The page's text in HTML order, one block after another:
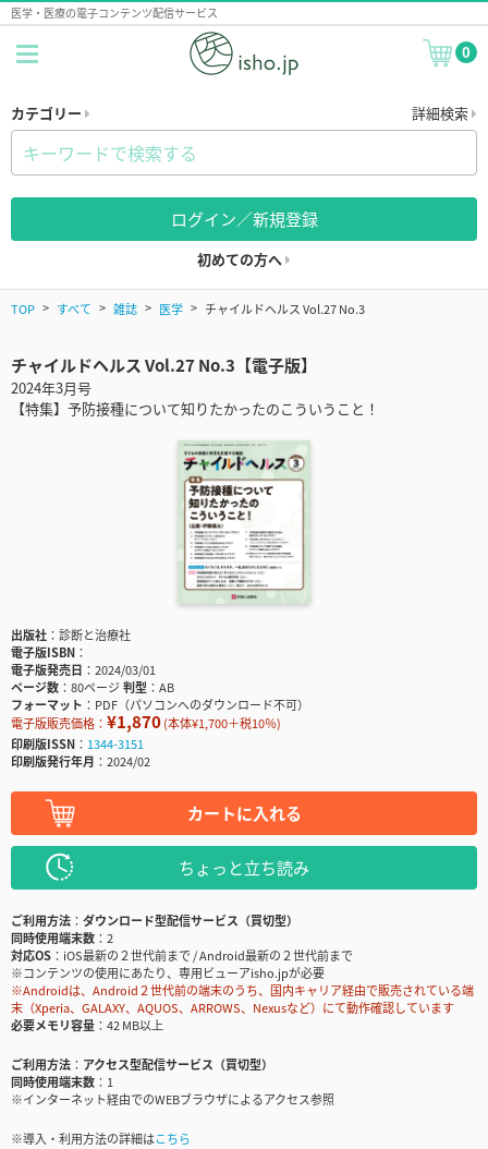
医学・医療の電子コンテンツ配信サービス
0
カテゴリー 詳細検索
ログイン／新規登録
初めての方へ
TOP すべて 雑誌 医学 チャイルドヘルス Vol.27 No.3
チャイルドヘルス Vol.27 No.3【電子版】
2024年3月号
【特集】予防接種について知りたかったのこういうこと！
出版社
診断と治療社
電子版ISBN
電子版発売日
2024/03/01
ページ数
80ページ判型
AB
フォーマット
PDF（パソコンへのダウンロード不可）
電子版販売価格： ¥1,870(本体¥1,700＋税10％)
印刷版ISSN
1344-3151
印刷版発行年月
2024/02
カートに入れる
ちょっと立ち読み
ご利用方法
ダウンロード型配信サービス（買切型）
同時使用端末数
2
対応OS
iOS最新の２世代前まで / Android最新の２世代前まで
※コンテンツの使用にあたり、専用ビューアisho.jpが必要
※Androidは、Android２世代前の端末のうち、国内キャリア経由で販売されている端
末（Xperia、GALAXY、AQUOS、ARROWS、Nexusなど）にて動作確認しています
必要メモリ容量
42 MB以上
ご利用方法
アクセス型配信サービス（買切型）
同時使用端末数
1
※インターネット経由でのWEBブラウザによるアクセス参照
※導入・利用方法の詳細はこちら